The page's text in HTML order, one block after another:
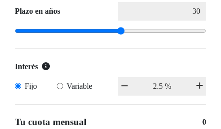
Plazo en años
Interés
Fijo Variable
Tu cuota mensual 0